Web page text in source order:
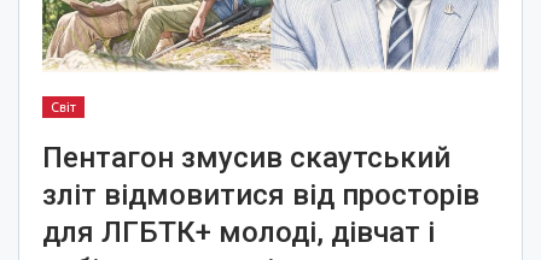
Світ
Пентагон змусив скаутський
зліт відмовитися від просторів
для ЛГБТК+ молоді, дівчат і